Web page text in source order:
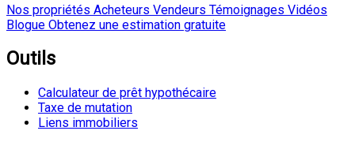
Nos propriétés Acheteurs Vendeurs Témoignages Vidéos
Blogue Obtenez une estimation gratuite
Outils
Calculateur de prêt hypothécaire
Taxe de mutation
Liens immobiliers